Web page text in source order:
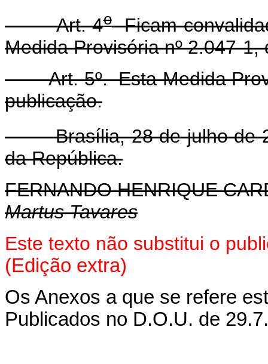
Art. 4oFicam
Medida Provisória nº 2.047-
Art. 5º. Esta Medida
publicação.
Brasília, 28 de julho de
da República.
FERNANDO HENRIQUE
Martus Tavares
Este texto não substitui o
(Edição extra)
Os Anexos a que se refere
Publicados no D.O.U. de